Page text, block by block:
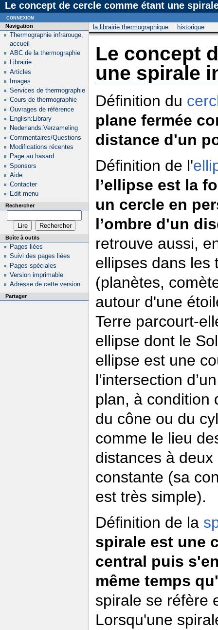
Le concept de cercle comme étant une
la librairie thermographique historique
Le concept
une spirale
Définition du
plane fermée
distance d'un
Définition de l'
l’ellipse est la
un cercle en
l’ombre d'un
retrouve aussi,
ellipses dans les
(planètes,
autour d'une
Terre parcourt-
ellipse dont le
ellipse est une
l’intersection
plan, à condition
du cône ou du
comme le lieu
distances à
constante (sa
est très simple).
Définition de la
spirale est une
central puis
même temps
spirale se réfère
Lorsqu'une
Navigation
Thermographie infrarouge,
accueil
ABC de la thermographie
Librairie
Articles
Images
Services de thermographie
Cours de thermographie
Ouvrages de référence
English:Library
Nederlands:Verzameling
Commentaires/Questions
Modifications récentes
Page au hasard
Sponsors
Aide
Contacter
Edit menu
Rechercher
Boîte à outils
Pages liées
Suivi des pages liées
Pages spéciales
Version imprimable
Adresse de cette version
Partager
connexion